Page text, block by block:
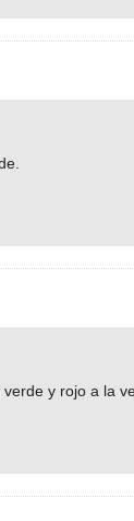
y rojo a la